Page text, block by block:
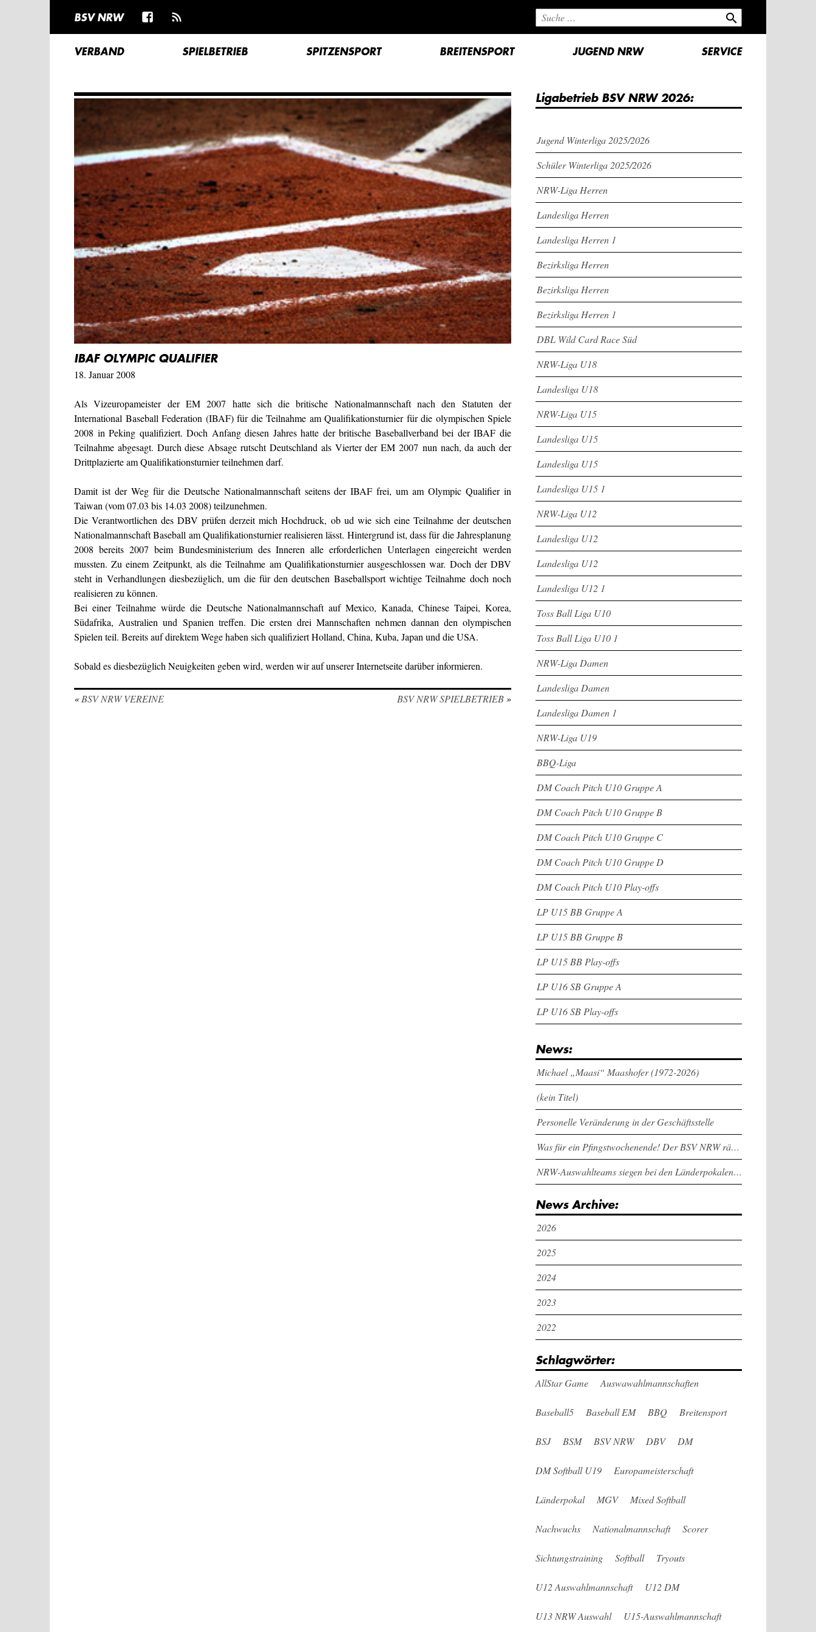
BSV NRW search
VERBAND SPIELBETRIEB SPITZENSPORT BREITENSPORT JUGEND NRW SERVICE
IBAF OLYMPIC QUALIFIER
18. Januar 2008
Als Vizeuropameister der EM 2007 hatte sich die britische Nationalmannschaft nach den Statuten der
International Baseball Federation (IBAF) für die Teilnahme am Qualifikationsturnier für die olympischen Spiele
2008 in Peking qualifiziert. Doch Anfang diesen Jahres hatte der britische Baseballverband bei der IBAF die
Teilnahme abgesagt. Durch diese Absage rutscht Deutschland als Vierter der EM 2007 nun nach, da auch der
Drittplazierte am Qualifikationsturnier teilnehmen darf.
Damit ist der Weg für die Deutsche Nationalmannschaft seitens der IBAF frei, um am Olympic Qualifier in
Taiwan (vom 07.03 bis 14.03 2008) teilzunehmen.
Die Verantwortlichen des DBV prüfen derzeit mich Hochdruck, ob ud wie sich eine Teilnahme der deutschen
Nationalmannschaft Baseball am Qualifikationsturnier realisieren lässt. Hintergrund ist, dass für die Jahresplanung
2008 bereits 2007 beim Bundesministerium des Inneren alle erforderlichen Unterlagen eingereicht werden
mussten. Zu einem Zeitpunkt, als die Teilnahme am Qualifikationsturnier ausgeschlossen war. Doch der DBV
steht in Verhandlungen diesbezüglich, um die für den deutschen Baseballsport wichtige Teilnahme doch noch
realisieren zu können.
Bei einer Teilnahme würde die Deutsche Nationalmannschaft auf Mexico, Kanada, Chinese Taipei, Korea,
Südafrika, Australien und Spanien treffen. Die ersten drei Mannschaften nehmen dannan den olympischen
Spielen teil. Bereits auf direktem Wege haben sich qualifiziert Holland, China, Kuba, Japan und die USA.
Sobald es diesbezüglich Neuigkeiten geben wird, werden wir auf unserer Internetseite darüber informieren.
«BSV NRW VEREINE BSV NRW SPIELBETRIEB»
Ligabetrieb BSV NRW 2026:
Jugend Winterliga 2025/2026
Schüler Winterliga 2025/2026
NRW-Liga Herren
Landesliga Herren
Landesliga Herren 1
Bezirksliga Herren
Bezirksliga Herren
Bezirksliga Herren 1
DBL Wild Card Race Süd
NRW-Liga U18
Landesliga U18
NRW-Liga U15
Landesliga U15
Landesliga U15
Landesliga U15 1
NRW-Liga U12
Landesliga U12
Landesliga U12
Landesliga U12 1
Toss Ball Liga U10
Toss Ball Liga U10 1
NRW-Liga Damen
Landesliga Damen
Landesliga Damen 1
NRW-Liga U19
BBQ-Liga
DM Coach Pitch U10 Gruppe A
DM Coach Pitch U10 Gruppe B
DM Coach Pitch U10 Gruppe C
DM Coach Pitch U10 Gruppe D
DM Coach Pitch U10 Play-offs
LP U15 BB Gruppe A
LP U15 BB Gruppe B
LP U15 BB Play-offs
LP U16 SB Gruppe A
LP U16 SB Play-offs
News:
Michael „Maasi“ Maashofer (1972-2026)
(kein Titel)
Personelle Veränderung in der Geschäftsstelle
Was für ein Pfingstwochenende! Der BSV NRW räumt bei den Länderpokalen ab
NRW-Auswahlteams siegen bei den Länderpokalen und dem Deutschlandcup an Pfingsten
News Archive:
2026
2025
2024
2023
2022
Schlagwörter:
AllStar Game Auswawahlmannschaften
Baseball5 Baseball EM BBQ Breitensport
BSJ BSM BSV NRW DBV DM
DM Softball U19 Europameisterschaft
Länderpokal MGV Mixed Softball
Nachwuchs Nationalmannschaft Scorer
Sichtungstraining Softball Tryouts
U12 Auswahlmannschaft U12 DM
U13 NRW Auswahl U15-Auswahlmannschaft